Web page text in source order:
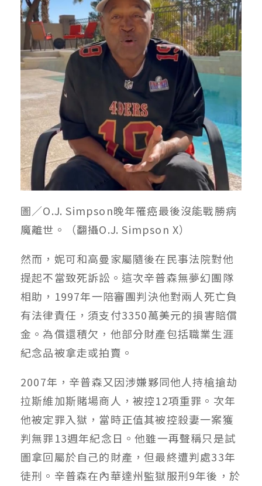
圖／O.J. Simpson晚年罹癌最後沒能戰勝病
魔離世。（翻攝O.J. Simpson X）
然而，妮可和高曼家屬隨後在民事法院對他
提起不當致死訴訟。這次辛普森無夢幻團隊
相助，1997年一陪審團判決他對兩人死亡負
有法律責任，須支付3350萬美元的損害賠償
金。為償還積欠，他部分財產包括職業生涯
紀念品被拿走或拍賣。
2007年，辛普森又因涉嫌夥同他人持槍搶劫
拉斯維加斯賭場商人，被控12項重罪。次年
他被定罪入獄，當時正值其被控殺妻一案獲
判無罪13週年紀念日。他雖一再聲稱只是試
圖拿回屬於自己的財產，但最終遭判處33年
徒刑。辛普森在內華達州監獄服刑9年後，於